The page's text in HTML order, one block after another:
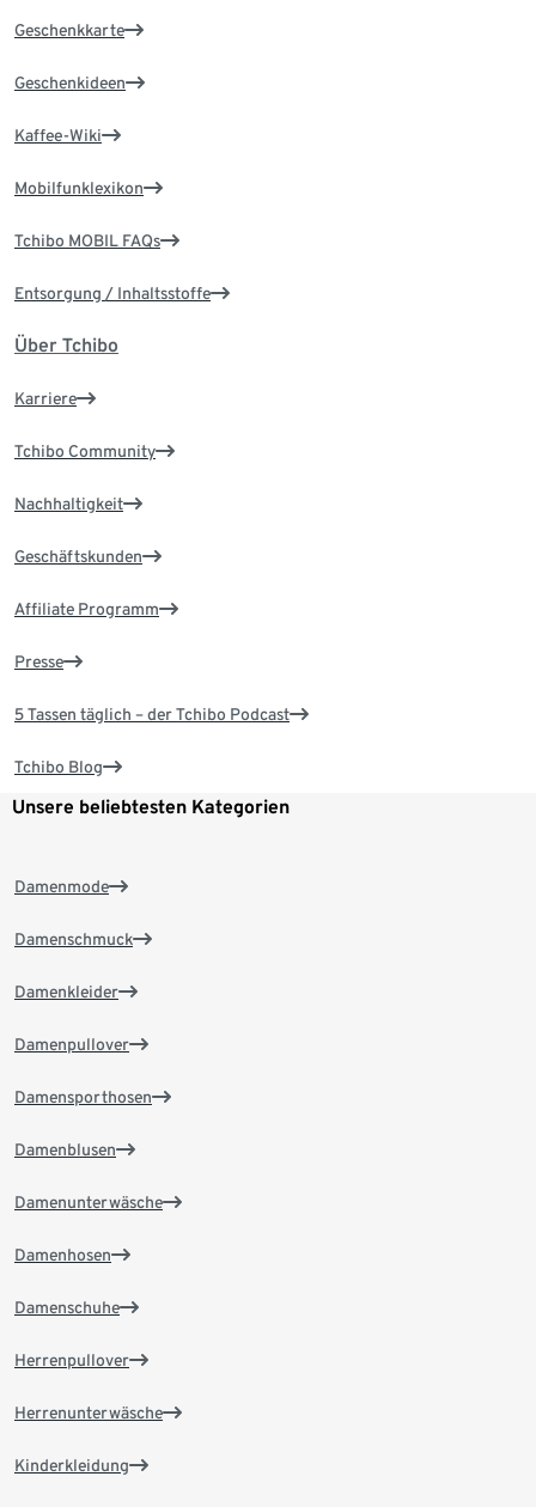
Geschenkkarte
Geschenkideen
Kaffee-Wiki
Mobilfunklexikon
Tchibo MOBIL FAQs
Entsorgung / Inhaltsstoffe
Über Tchibo
Karriere
Tchibo Community
Nachhaltigkeit
Geschäftskunden
Affiliate Programm
Presse
5 Tassen täglich – der Tchibo Podcast
Tchibo Blog
Unsere beliebtesten Kategorien
Damenmode
Damenschmuck
Damenkleider
Damenpullover
Damensporthosen
Damenblusen
Damenunterwäsche
Damenhosen
Damenschuhe
Herrenpullover
Herrenunterwäsche
Kinderkleidung